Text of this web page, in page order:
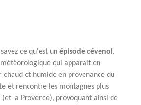
ce qu'est un épisode cévenol .
qui apparait en
et humide en provenance du
et rencontre les montagnes plus
(et la Provence), provoquant ainsi de